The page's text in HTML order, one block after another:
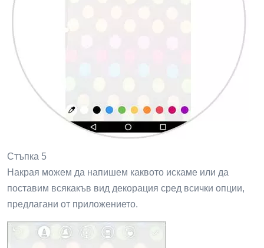
Стъпка 5
Накрая можем да напишем каквото искаме или да
поставим всякакъв вид декорация сред всички опции,
предлагани от приложението.